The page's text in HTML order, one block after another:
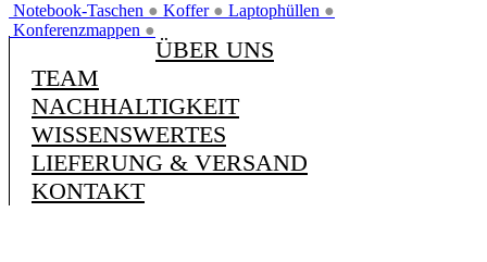
Notebook-Taschen ● Koffer ● Laptophüllen ●
Konferenzmappen ●
ÜBER UNS
TEAM
NACHHALTIGKEIT
WISSENSWERTES
LIEFERUNG & VERSAND
KONTAKT